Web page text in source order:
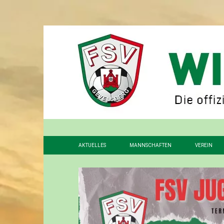
AKTUELLES MANNSCHAFTEN
2. MANNSCHAFT
3. MANNSCHAFT
ALTHERREN
VEREIN
STADION